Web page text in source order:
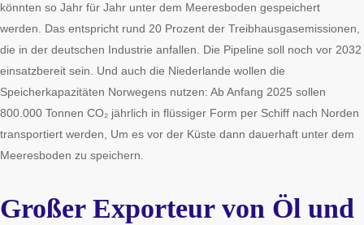
könnten so Jahr für Jahr unter dem Meeresboden gespeichert
werden. Das entspricht rund 20 Prozent der Treibhausgasemissionen,
die in der deutschen Industrie anfallen. Die Pipeline soll noch vor 2032
einsatzbereit sein. Und auch die Niederlande wollen die
Speicherkapazitäten Norwegens nutzen: Ab Anfang 2025 sollen
800.000 Tonnen CO₂ jährlich in flüssiger Form per Schiff nach Norden
transportiert werden, Um es vor der Küste dann dauerhaft unter dem
Meeresboden zu speichern.
Großer Exporteur von Öl und